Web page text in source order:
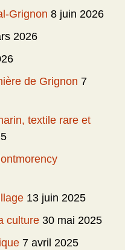
Grignon 8 juin 2026
2026
de Grignon 7
textile rare et
13 juin 2025
culture 30 mai 2025
7 avril 2025